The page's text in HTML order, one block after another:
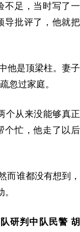
不足，当时写了一
导批评了，他就把
他是顶梁柱。妻子
忽过家庭。
个从来没能够真正
个忙，他走了以后
而谁都没有想到，
研判中队民警 胡